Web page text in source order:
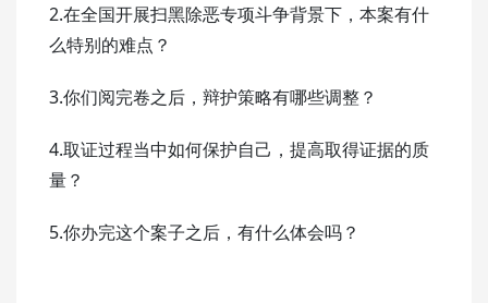
2.在全国开展扫黑除恶专项斗争背景下，本案有什
么特别的难点？
3.你们阅完卷之后，辩护策略有哪些调整？
4.取证过程当中如何保护自己，提高取得证据的质
量？
5.你办完这个案子之后，有什么体会吗？